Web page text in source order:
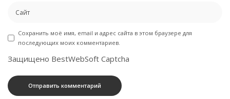
Сохранить моё имя, email и адрес сайта в этом браузере для
последующих моих комментариев.
Защищено BestWebSoft Captcha